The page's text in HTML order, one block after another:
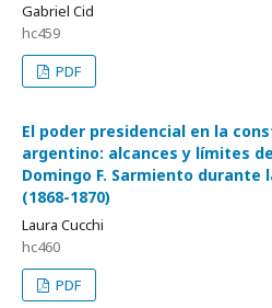
Gabriel Cid
hc459
PDF
El poder presidencial en la
argentino: alcances y límites
Domingo F. Sarmiento durante
(1868-1870)
Laura Cucchi
hc460
PDF